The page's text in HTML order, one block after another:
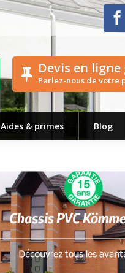
Devis en
Parlez-nous de votre
Aides & primes Blog